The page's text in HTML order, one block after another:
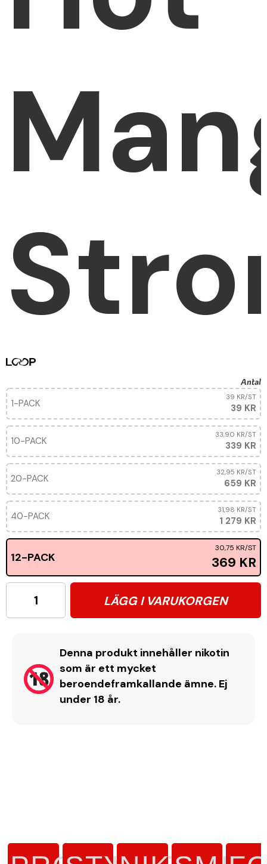
Antal
1-PACK 39 KR
39 KR/ST
10-PACK 339 KR
33,90 KR/ST
20-PACK 659 KR
32,95 KR/ST
40-PACK 1 279 KR
31,98 KR/ST
12-PACK 369 KR
30,75 KR/ST
LÄGG I VARUKORGEN
Denna produkt innehåller nikotin
som är ett mycket
beroendeframkallande ämne. Ej
under 18 år.